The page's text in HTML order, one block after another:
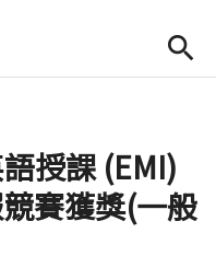
介)
授課 (EMI)
賽獲獎(一般